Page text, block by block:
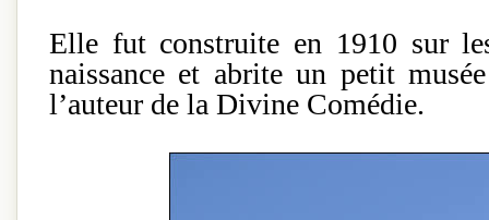
Elle fut construite en 1910 sur
naissance et abrite un petit
l’auteur de la Divine Comédie.